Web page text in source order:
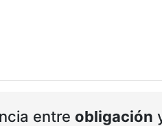
entre obligación